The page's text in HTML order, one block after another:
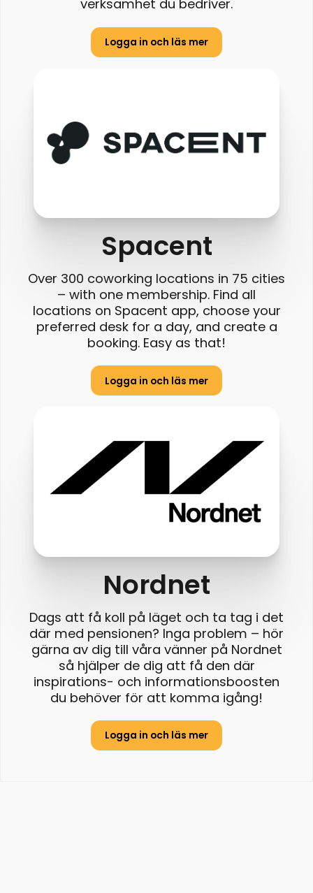
verksamhet du bedriver.
Logga in och läs mer
Spacent
Over 300 coworking locations in 75 cities
– with one membership. Find all
locations on Spacent app, choose your
preferred desk for a day, and create a
booking. Easy as that!
Logga in och läs mer
Nordnet
Dags att få koll på läget och ta tag i det
där med pensionen? Inga problem – hör
gärna av dig till våra vänner på Nordnet
så hjälper de dig att få den där
inspirations- och informationsboosten
du behöver för att komma igång!
Logga in och läs mer